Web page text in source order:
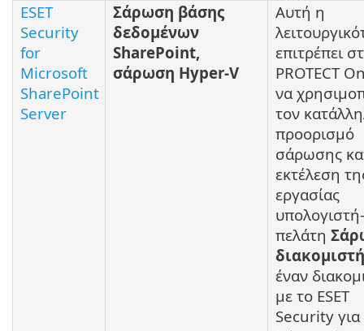
ESET
Security
for
Microsoft
SharePoint
Server
Σάρωση βάσης
δεδομένων
SharePoint,
σάρωση Hyper-V
Αυτή η
επιτρέπει
PROTECT
να
τον
προορισμό
σάρωσης
εκτέλεση
εργασίας
υπολογιστή-
πελάτη
διακομιστή
έναν
με το ESET
Security για